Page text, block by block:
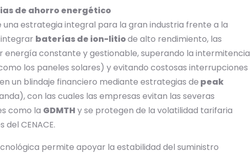
de ahorro energético
una estrategia integral para la gran industria frente a la
baterías de ion-litiode alto rendimiento, las
energía constante y gestionable, superando la intermitencia
los paneles solares) y evitando costosas interrupciones
un blindaje financiero mediante estrategias de peak
con las cuales las empresas evitan las severas
como la GDMTHy se protegen de la volatilidad tarifaria
CENACE.
permite apoyar la estabilidad del suministro